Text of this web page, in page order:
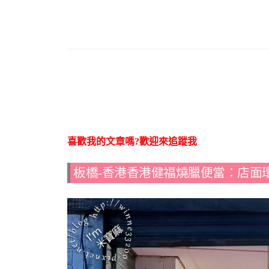
喜歡我的文章嗎?歡迎來追蹤我
板橋-香港香港健福燒臘便當：店面